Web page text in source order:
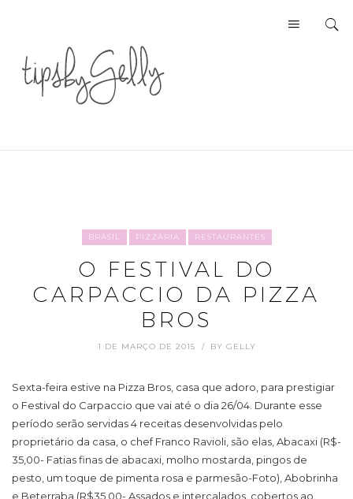
BRASIL PIZZARIA RESTAURANTES
O FESTIVAL DO
CARPACCIO DA PIZZA
BROS
1 DE MARÇO DE 2015 BY GELLY
Sexta-feira estive na Pizza Bros, casa que adoro, para prestigiar
o Festival do Carpaccio que vai até o dia 26/04. Durante esse
período serão servidas 4 receitas desenvolvidas pelo
proprietário da casa, o chef Franco Ravioli, são elas, Abacaxi (R$-
35,00- Fatias finas de abacaxi, molho mostarda, pingos de
pesto, um toque de pimenta rosa e parmesão-Foto), Abobrinha
e Beterraba (R$35,00- Assados e intercalados, cobertos ao